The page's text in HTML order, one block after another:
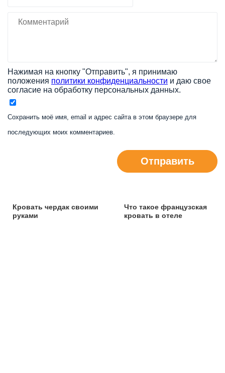
Нажимая на кнопку "Отправить", я принимаю
положения политики конфиденциальности и даю свое
согласие на обработку персональных данных.
Сохранить моё имя, email и адрес сайта в этом браузере для
последующих моих комментариев.
Отправить
Кровать чердак своими
руками
Что такое французская
кровать в отеле